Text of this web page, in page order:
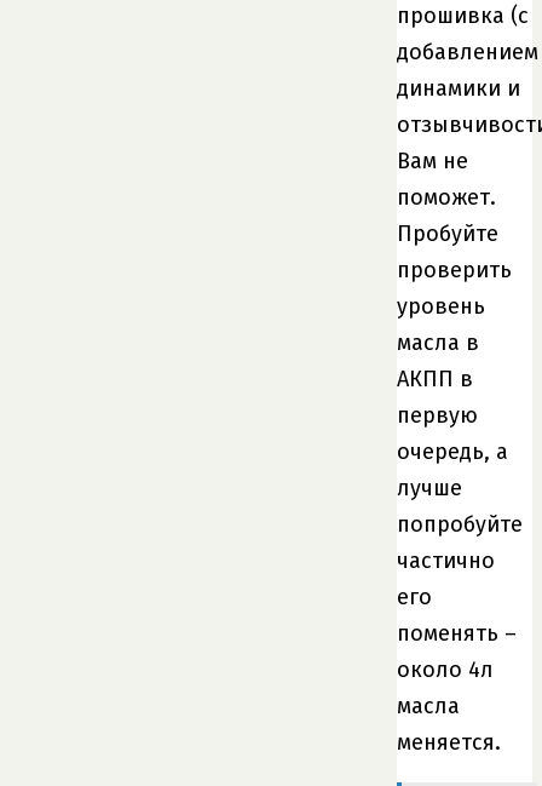
прошивка (с
добавлением
динамики и
Вам не
поможет.
Пробуйте
проверить
уровень
масла в
АКПП в
первую
очередь, а
лучше
попробуйте
частично
его
поменять –
около 4л
масла
меняется.